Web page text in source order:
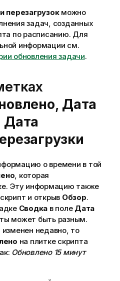
перезагрузокможно
задач, созданных
по расписанию. Для
информации см.
обновления задачи.
, Дата
Дата
о времени в той
, которая
Эту информацию также
и открыв Обзор.
Сводка в поле Дата
может быть разным.
недавно, то
на плитке скрипта
Обновлено 15 минут